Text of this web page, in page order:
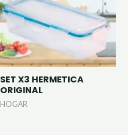
SET X3 HERMETICA
ORIGINAL
HOGAR